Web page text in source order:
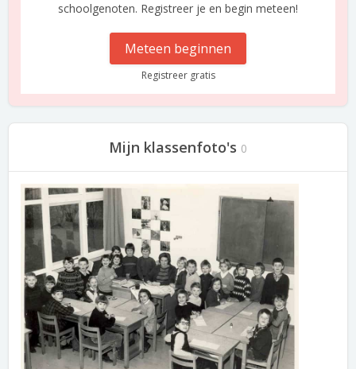
schoolgenoten. Registreer je en begin meteen!
Meteen beginnen
Registreer gratis
Mijn klassenfoto's 0